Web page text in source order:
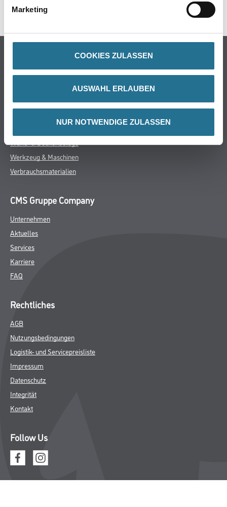
Marketing
COOKIES ZULASSEN
AUSWAHL ERLAUBEN
NUR NOTWENDIGE ZULASSEN
GEFAHRENHINWEISE
Farbe
Trockenbau
Wand- & Deckenbeläge
Werkzeug & Maschinen
Verbrauchsmaterialien
CMS Gruppe Company
Unternehmen
Aktuelles
Services
Karriere
FAQ
Rechtliches
AGB
Nutzungsbedingungen
Logistik- und Servicepreisliste
Impressum
Datenschutz
Integrität
Kontakt
Follow Us